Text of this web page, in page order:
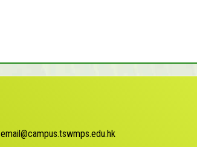
email@campus.tswmps.edu.hk